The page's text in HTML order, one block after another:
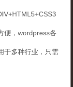
便，wordpress各
于多种行业，只需